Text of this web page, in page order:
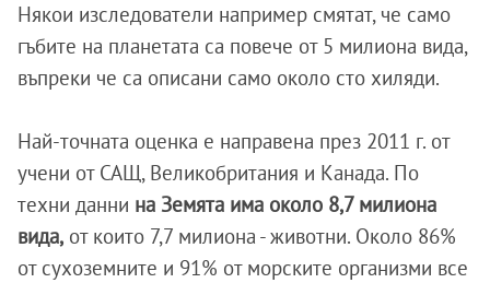
Някои изследователи например смятат, че само
гъбите на планетата са повече от 5 милиона вида,
въпреки че са описани само около сто хиляди.
Най-точната оценка е направена през 2011 г. от
учени от САЩ, Великобритания и Канада. По
техни данни на Земята има около 8,7 милиона
вида, от които 7,7 милиона - животни. Около 86%
от сухоземните и 91% от морските организми все